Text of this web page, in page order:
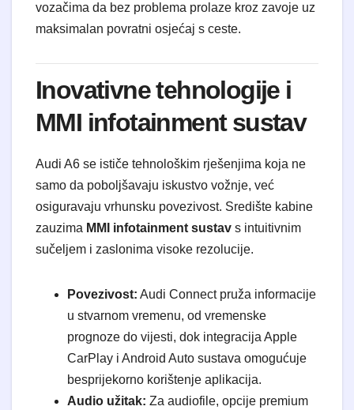
vozačima da bez problema prolaze kroz zavoje uz
maksimalan povratni osjećaj s ceste.
Inovativne tehnologije i
MMI infotainment sustav
Audi A6 se ističe tehnološkim rješenjima koja ne
samo da poboljšavaju iskustvo vožnje, već
osiguravaju vrhunsku povezivost. Središte kabine
zauzima MMI infotainment sustav s intuitivnim
sučeljem i zaslonima visoke rezolucije.
Povezivost: Audi Connect pruža informacije
u stvarnom vremenu, od vremenske
prognoze do vijesti, dok integracija Apple
CarPlay i Android Auto sustava omogućuje
besprijekorno korištenje aplikacija.
Audio užitak: Za audiofile, opcije premium